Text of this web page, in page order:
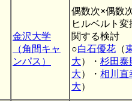
金沢大学
（角間キャ
ンパス）
偶数次×偶数
ヒルベルト
関する検討
○白石優花 （
大）・ 杉田泰
大）・ 相川直
大）